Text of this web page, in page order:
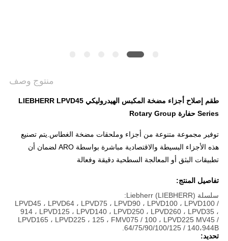
منتوج وصف
طقم إصلاح أجزاء مضخة المكبس الهيدروليكي LIEBHERR LPVD45
Series حفارة Rotary Group
توفير مجموعة متنوعة من أجزاء وملحقات مضخة الغطاس.يتم تصنيع
هذه الأجزاء البسيطة والاقتصادية مباشرة بواسطة ARO لضمان أن
تطبيقات البثق أو المعالجة السطحية دقيقة وفعالة
تفاصيل المنتج:
سلسلة Liebherr (LIEBHERR):
LPVD45 ، LPVD64 ، LPVD75 ، LPVD90 ، LPVD100 ، LPVD100 /
914 ، LPVD125 ، LPVD140 ، LPVD250 ، LPVD260 ، LPVD35 ،
LPVD165 ، LPVD225 ، 125 ، FMV075 / 100 ، LPVD225 MV45 /
64/75/90/100/125 / 140،944B.
تحديد: